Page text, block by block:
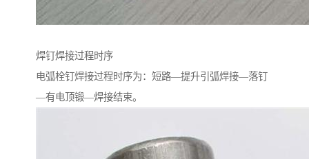
焊钉焊接过程时序
电弧栓钉焊接过程时序为：短路—提升引弧焊接—落钉
—有电顶锻—焊接结束。